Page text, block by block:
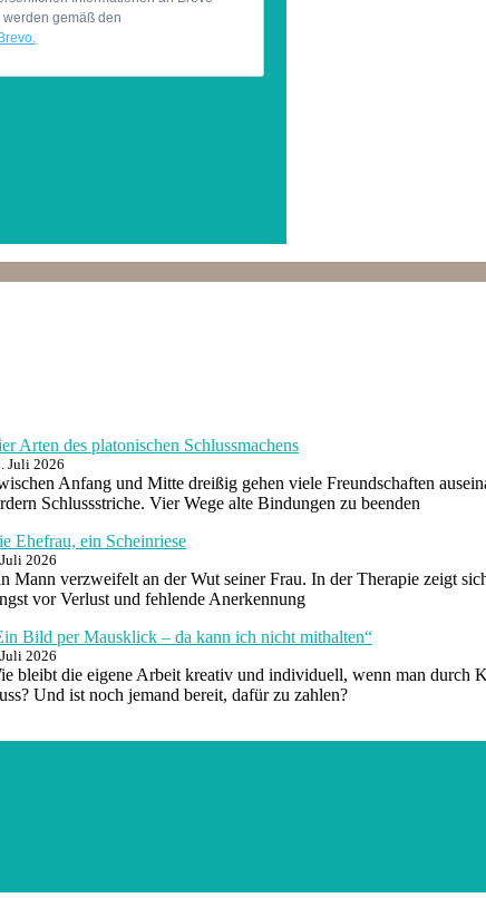
Arten des platonischen Schlussmachens
Juli 2026
Anfang und Mitte dreißig gehen viele Freundschaften
Schlussstriche. Vier Wege alte Bindungen zu beenden
Ehefrau, ein Scheinriese
2026
Mann verzweifelt an der Wut seiner Frau. In der Therapie zeigt
vor Verlust und fehlende Anerkennung
Bild per Mausklick – da kann ich nicht mithalten“
2026
bleibt die eigene Arbeit kreativ und individuell, wenn man durch
Und ist noch jemand bereit, dafür zu zahlen?